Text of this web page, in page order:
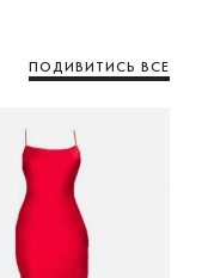
ПОДИВИТИСЬ ВСЕ